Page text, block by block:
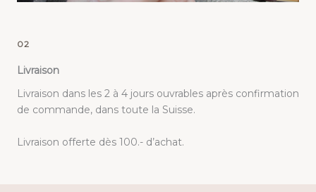
02
Livraison
Livraison dans les 2 à 4 jours ouvrables après confirmation
de commande, dans toute la Suisse.
Livraison offerte dès 100.- d’achat.